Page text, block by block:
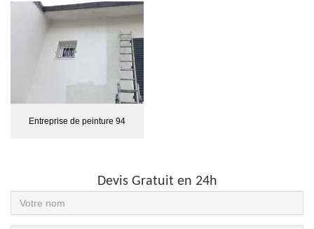
Entreprise de peinture 94
Devis Gratuit en 24h